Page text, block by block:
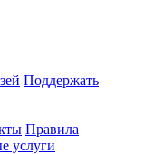
Поддержать
Правила
услуги